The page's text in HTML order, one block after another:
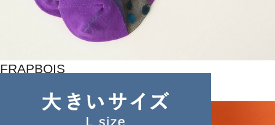
FRAPBOIS